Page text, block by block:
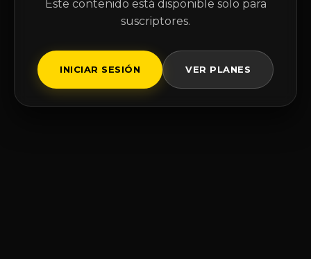
Este contenido está disponible solo para
suscriptores.
INICIAR SESIÓN VER PLANES